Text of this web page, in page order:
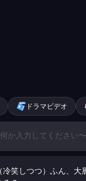
ドラマビデオ
（冷笑しつつ）ふん、